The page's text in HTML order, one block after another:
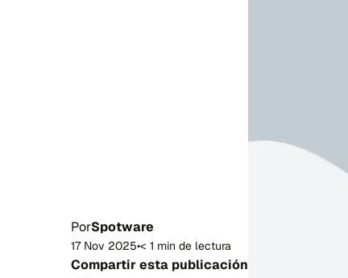
PorSpotware
17 Nov 2025•< 1 min de lectura
Compartir esta publicación